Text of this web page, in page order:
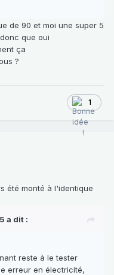
de 90 et moi une super 5
que oui
ça
?
1
été monté à l'identique
a dit :
reste à le tester
erreur en électricité,